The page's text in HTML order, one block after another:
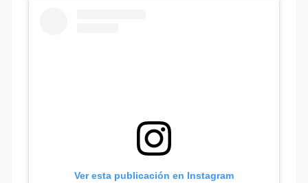
Ver esta publicación en Instagram